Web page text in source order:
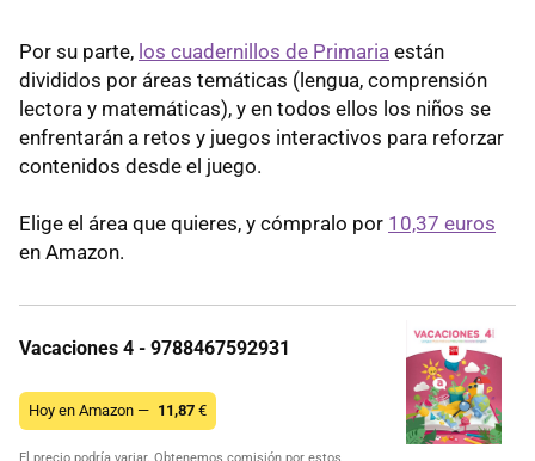
Por su parte, los cuadernillos de Primaria están
divididos por áreas temáticas (lengua, comprensión
lectora y matemáticas), y en todos ellos los niños se
enfrentarán a retos y juegos interactivos para reforzar
contenidos desde el juego.
Elige el área que quieres, y cómpralo por 10,37 euros
en Amazon.
Vacaciones 4 - 9788467592931
Hoy en Amazon — 11,87 €